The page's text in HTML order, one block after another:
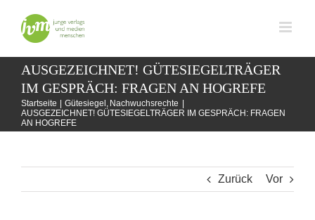
Inhalt
springen
AUSGEZEICHNET! GÜTESIEGELTRÄGER
IM GESPRÄCH: FRAGEN AN HOGREFE
Startseite Gütesiegel Nachwuchsrechte
AUSGEZEICHNET! GÜTESIEGELTRÄGER IM GESPRÄCH: FRAGEN
AN HOGREFE
Zurück Vor